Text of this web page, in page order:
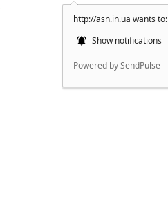
http://asn.in.ua wants to:
Show notifications
Powered by SendPulse